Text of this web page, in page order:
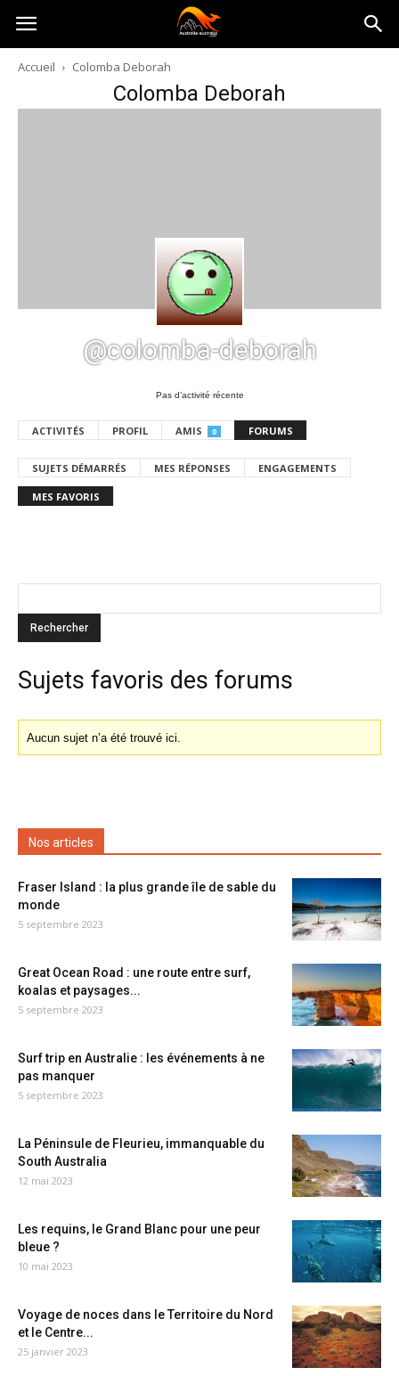
Australia-
australie.com
Accueil Colomba Deborah
Colomba Deborah
@colomba-deborah
Pas d’activité récente
ACTIVITÉS PROFIL AMIS 0 FORUMS
SUJETS DÉMARRÉS MES RÉPONSES ENGAGEMENTS
MES FAVORIS
Sujets favoris des forums
Aucun sujet n’a été trouvé ici.
Nos articles
Fraser Island : la plus grande île de sable du
monde
5 septembre 2023
Great Ocean Road : une route entre surf,
koalas et paysages...
5 septembre 2023
Surf trip en Australie : les événements à ne
pas manquer
5 septembre 2023
La Péninsule de Fleurieu, immanquable du
South Australia
12 mai 2023
Les requins, le Grand Blanc pour une peur
bleue ?
10 mai 2023
Voyage de noces dans le Territoire du Nord
et le Centre...
25 janvier 2023